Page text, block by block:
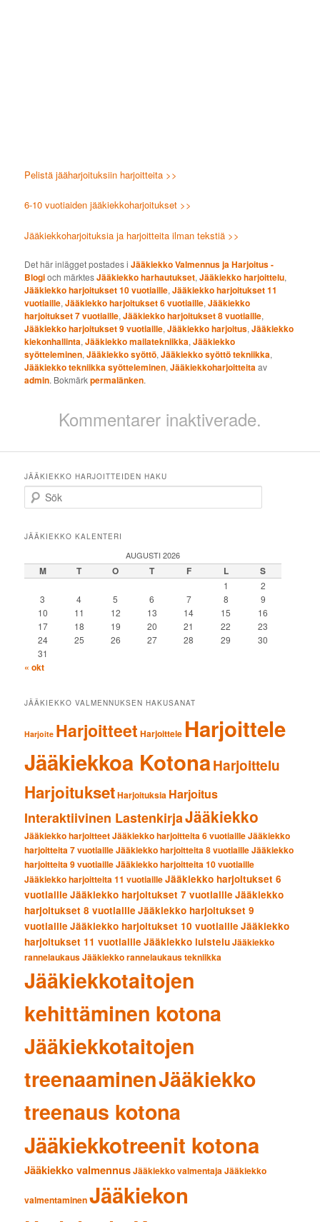
Pelistä jääharjoituksiin harjoitteita >>
6-10 vuotiaiden jääkiekkoharjoitukset >>
Jääkiekkoharjoituksia ja harjoitteita ilman tekstiä >>
Det här inlägget postades iJääkiekko Valmennus ja Harjoitus -
Blogioch märktesJääkiekko harhautukset,Jääkiekko harjoittelu,
Jääkiekko harjoitukset 10 vuotiaille,Jääkiekko harjoitukset 11
vuotiaille,Jääkiekko harjoitukset 6 vuotiaille,Jääkiekko
harjoitukset 7 vuotiaille,Jääkiekko harjoitukset 8 vuotiaille,
Jääkiekko harjoitukset 9 vuotiaille,Jääkiekko harjoitus,Jääkiekko
kiekonhallinta,Jääkiekko mailatekniikka,Jääkiekko
syötteleminen,Jääkiekko syöttö,Jääkiekko syöttö tekniikka,
Jääkiekko tekniikka syötteleminen,Jääkiekkoharjoitteitaav
admin. Bokmärkpermalänken.
Kommentarer inaktiverade.
JÄÄKIEKKO HARJOITTEIDEN HAKU
Sök
JÄÄKIEKKO KALENTERI
AUGUSTI 2026
M T O T F L S
1
2
3
4 5 6 7 8
9
10
11 12 13 14 15
16
17
18 19 20 21 22
23
24
25 26 27 28 29
30
31
« okt
JÄÄKIEKKO VALMENNUKSEN HAKUSANAT
Harjoite Harjoitteet Harjoittele Harjoittele
Jääkiekkoa KotonaHarjoittelu
HarjoituksetHarjoituksia Harjoitus
Interaktiivinen LastenkirjaJääkiekko
Jääkiekko harjoitteetJääkiekko harjoitteita 6 vuotiailleJääkiekko
harjoitteita 7 vuotiailleJääkiekko harjoitteita 8 vuotiailleJääkiekko
harjoitteita 9 vuotiailleJääkiekko harjoitteita 10 vuotiaille
Jääkiekko harjoitteita 11 vuotiailleJääkiekko harjoitukset 6
vuotiaille Jääkiekko harjoitukset 7 vuotiaille Jääkiekko
harjoitukset 8 vuotiaille Jääkiekko harjoitukset 9
vuotiaille Jääkiekko harjoitukset 10 vuotiaille Jääkiekko
harjoitukset 11 vuotiaille Jääkiekko luisteluJääkiekko
rannelaukausJääkiekko rannelaukaus tekniikka
Jääkiekkotaitojen
kehittäminen kotona
Jääkiekkotaitojen
treenaaminenJääkiekko
treenaus kotona
Jääkiekkotreenit kotona
Jääkiekko valmennusJääkiekko valmentaja Jääkiekko
valmentaminenJääkiekon